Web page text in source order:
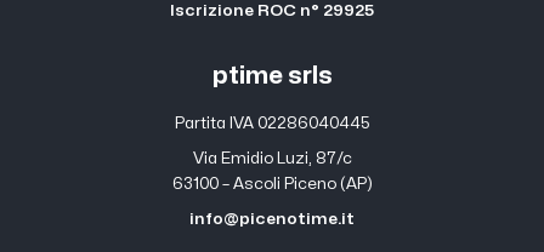
Iscrizione ROC n° 29925
ptime srls
Partita IVA 02286040445
Via Emidio Luzi, 87/c
63100 – Ascoli Piceno (AP)
info@picenotime.it